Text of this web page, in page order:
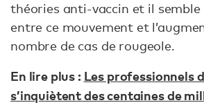
théories anti-vaccin et il semble
entre ce mouvement et
nombre de cas de rougeole.
En lire plus : Les professionnels
s’inquiètent des centaines de